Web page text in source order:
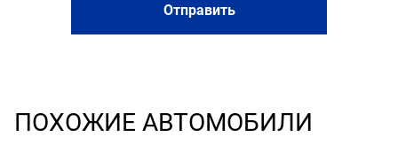
Отправить
ПОХОЖИЕ АВТОМОБИЛИ